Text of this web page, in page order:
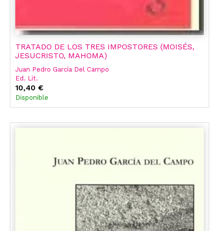
TRATADO DE LOS TRES IMPOSTORES (MOISÉS,
JESUCRISTO, MAHOMA)
Juan Pedro García Del Campo
Ed. Lit.
10,40 €
Disponible